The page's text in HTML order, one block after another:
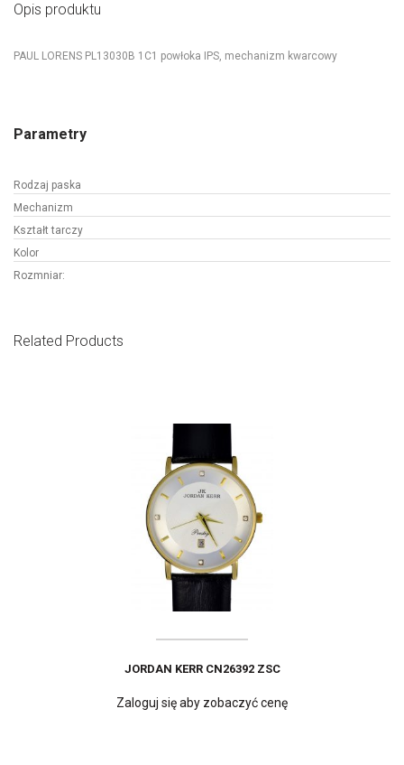
Opis produktu
PAUL LORENS PL13030B 1C1 powłoka IPS, mechanizm kwarcowy
Parametry
Rodzaj paska
Mechanizm
Kształt tarczy
Kolor
Rozmniar:
Related Products
JORDAN KERR CN26392 ZSC
Zaloguj się aby zobaczyć cenę